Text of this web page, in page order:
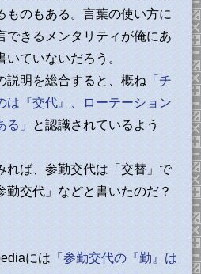
ものもある。言葉の使い方に
できるメンタリティが俺にあ
ていないだろう。
明を総合すると、概ね 「チ
は『交代』、ローテーション
」
と認識されているよう
ば、参勤交代は「交替」で
勤交代」などと書いたのだ？
には 「参勤交代の『勤』は